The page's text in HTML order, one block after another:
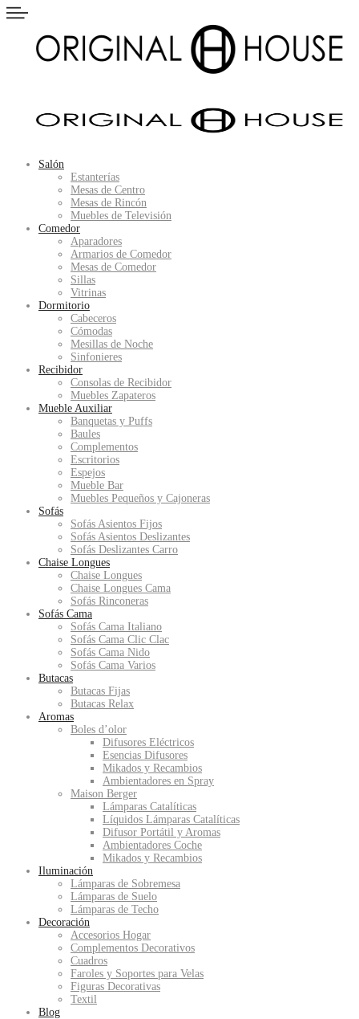
Salón
Estanterías
Mesas de Centro
Mesas de Rincón
Muebles de Televisión
Comedor
Aparadores
Armarios de Comedor
Mesas de Comedor
Sillas
Vitrinas
Dormitorio
Cabeceros
Cómodas
Mesillas de Noche
Sinfonieres
Recibidor
Consolas de Recibidor
Muebles Zapateros
Mueble Auxiliar
Banquetas y Puffs
Baules
Complementos
Escritorios
Espejos
Mueble Bar
Muebles Pequeños y Cajoneras
Sofás
Sofás Asientos Fijos
Sofás Asientos Deslizantes
Sofás Deslizantes Carro
Chaise Longues
Chaise Longues
Chaise Longues Cama
Sofás Rinconeras
Sofás Cama
Sofás Cama Italiano
Sofás Cama Clic Clac
Sofás Cama Nido
Sofás Cama Varios
Butacas
Butacas Fijas
Butacas Relax
Aromas
Boles d’olor
Difusores Eléctricos
Esencias Difusores
Mikados y Recambios
Ambientadores en Spray
Maison Berger
Lámparas Catalíticas
Líquidos Lámparas Catalíticas
Difusor Portátil y Aromas
Ambientadores Coche
Mikados y Recambios
Iluminación
Lámparas de Sobremesa
Lámparas de Suelo
Lámparas de Techo
Decoración
Accesorios Hogar
Complementos Decorativos
Cuadros
Faroles y Soportes para Velas
Figuras Decorativas
Textil
Blog